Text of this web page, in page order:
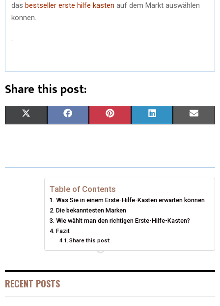
das bestseller erste hilfe kasten auf dem Markt auswählen
können.
Share this post:
W
)
E
B
O
O
K
T
R
E
K
D
I
I
Table of Contents
Was Sie in einem Erste-Hilfe-Kasten erwarten können
Die bekanntesten Marken
Wie wählt man den richtigen Erste-Hilfe-Kasten?
Fazit
Share this post:
RECENT POSTS